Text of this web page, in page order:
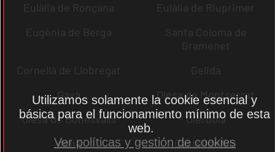
Eulàlia de Ronçana
Eulàlia de Riuprimer
Eugènia de Berga
Santa Coloma de
Gramenet
Cornellà de Llobregat
Gelida
Gavà
Olesa de Montserrat
Olesa de Bonesvalls
Olèrdola
dena
Castelldefels
Utilizamos solamente la cookie esencial y
básica para el funcionamiento mínimo de esta
web.
Ver políticas y gestión de cookies